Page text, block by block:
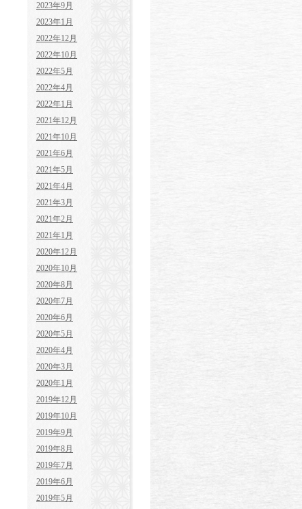
2023年9月
2023年1月
2022年12月
2022年10月
2022年5月
2022年4月
2022年1月
2021年12月
2021年10月
2021年6月
2021年5月
2021年4月
2021年3月
2021年2月
2021年1月
2020年12月
2020年10月
2020年8月
2020年7月
2020年6月
2020年5月
2020年4月
2020年3月
2020年1月
2019年12月
2019年10月
2019年9月
2019年8月
2019年7月
2019年6月
2019年5月